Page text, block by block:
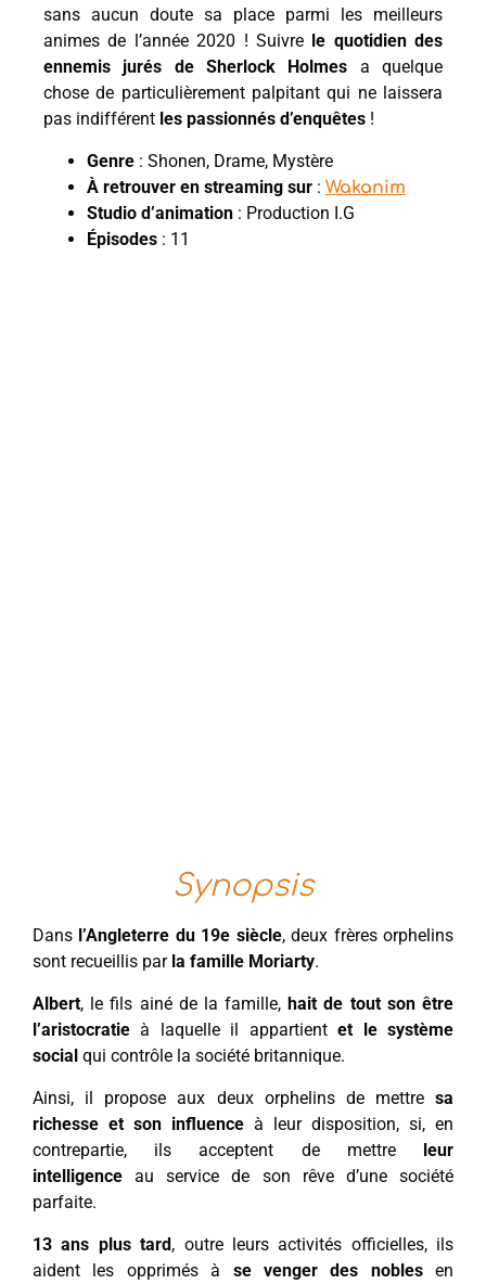
sans aucun doute sa place parmi les meilleurs
animes de l’année 2020 ! Suivre le quotidien des
ennemis jurés de Sherlock Holmes a quelque
chose de particulièrement palpitant qui ne laissera
pas indifférent les passionnés d’enquêtes !
Genre : Shonen, Drame, Mystère
À retrouver en streaming sur : Wakanim
Studio d’animation : Production I.G
Épisodes : 11
Synopsis
Dans l’Angleterre du 19e siècle, deux frères orphelins
sont recueillis par la famille Moriarty.
Albert, le fils ainé de la famille, hait de tout son être
l’aristocratie à laquelle il appartientet le système
social qui contrôle la société britannique.
Ainsi, il propose aux deux orphelins de mettre sa
richesse et son influence à leur disposition, si, en
contrepartie, ils acceptent de mettre
leur
intelligence au service de son rêve d’une société
parfaite.
13 ans plus tard , outre leurs activités officielles, ils
aident les opprimés à se venger des noblesen